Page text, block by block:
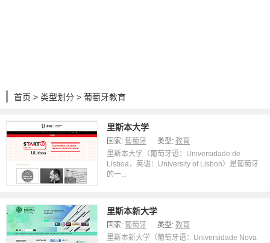
首页 > 类型划分 > 葡萄牙教育
里斯本大学
国家: 葡萄牙 类型: 教育
里斯本大学（葡萄牙语：Universidade de
Lisboa，英语：University of Lisbon）是葡萄牙
的一...
里斯本新大学
国家: 葡萄牙 类型: 教育
里斯本新大学（葡萄牙语：Universidade Nova